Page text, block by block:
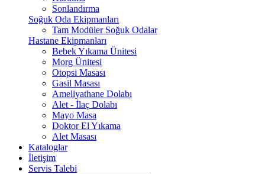
Sonlandırma
Soğuk Oda Ekipmanları
Tam Modüler Soğuk Odalar
Hastane Ekipmanları
Bebek Yıkama Ünitesi
Morg Ünitesi
Otopsi Masası
Gasil Masası
Ameliyathane Dolabı
Alet - İlaç Dolabı
Mayo Masa
Doktor El Yıkama
Alet Masası
Kataloglar
İletişim
Servis Talebi